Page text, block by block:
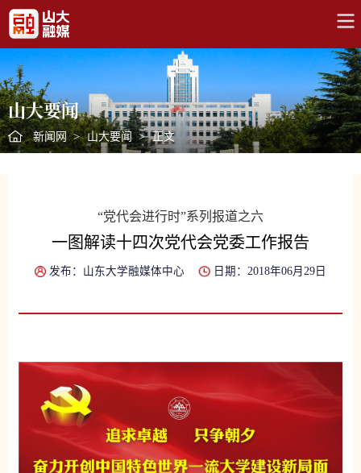
山大要闻
新闻网 > 山大要闻 > 正文
“党代会进行时”系列报道之六
一图解读十四次党代会党委工作报告
发布：山东大学融媒体中心 日期：2018年06月29日